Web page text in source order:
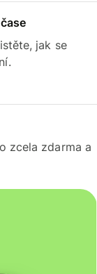
jak se
zcela zdarma a